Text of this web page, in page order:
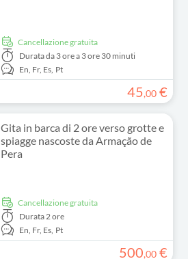
Cancellazione gratuita
Duratada 3 ore a 3 ore 30 minuti
En, Fr, Es, Pt
45,00 €
Gita in barca di 2 ore verso grotte e
spiagge nascoste da Armação de
Pera
Cancellazione gratuita
Durata 2 ore
En, Fr, Es, Pt
500,00 €